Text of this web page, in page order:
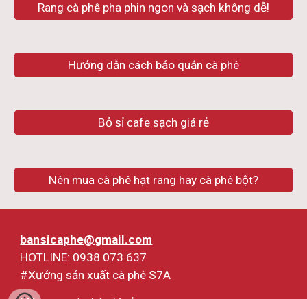
Rang cà phê pha phin ngon và sạch không dễ!
Hướng dẫn cách bảo quản cà phê
Bỏ sỉ cafe sạch giá rẻ
Nên mua cà phê hạt rang hay cà phê bột?
bansicaphe@gmail.com
HOTLINE: 0938 073 637
#Xưởng sản xuất cà phê S7A